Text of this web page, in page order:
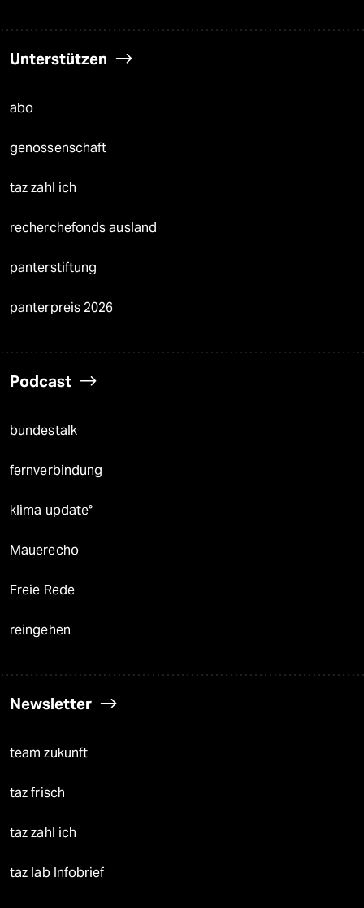
Unterstützen
abo
genossenschaft
taz zahl ich
recherchefonds ausland
panterstiftung
panterpreis 2026
Podcast
bundestalk
fernverbindung
klima update°
Mauerecho
Freie Rede
reingehen
Newsletter
team zukunft
taz frisch
taz zahl ich
taz lab Infobrief